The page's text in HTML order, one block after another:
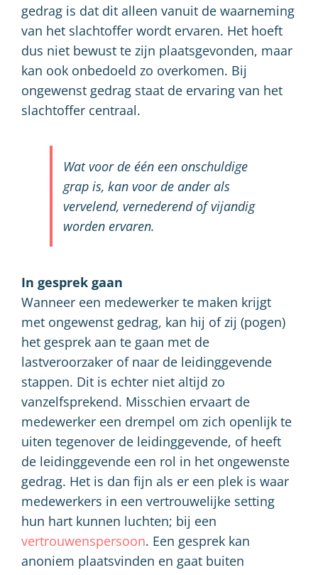
gedrag is dat dit alleen vanuit de waarneming
van het slachtoffer wordt ervaren. Het hoeft
dus niet bewust te zijn plaatsgevonden, maar
kan ook onbedoeld zo overkomen. Bij
ongewenst gedrag staat de ervaring van het
slachtoffer centraal.
Wat voor de één een onschuldige
grap is, kan voor de ander als
vervelend, vernederend of vijandig
worden ervaren.
In gesprek gaan
Wanneer een medewerker te maken krijgt
met ongewenst gedrag, kan hij of zij (pogen)
het gesprek aan te gaan met de
lastveroorzaker of naar de leidinggevende
stappen. Dit is echter niet altijd zo
vanzelfsprekend. Misschien ervaart de
medewerker een drempel om zich openlijk te
uiten tegenover de leidinggevende, of heeft
de leidinggevende een rol in het ongewenste
gedrag. Het is dan fijn als er een plek is waar
medewerkers in een vertrouwelijke setting
hun hart kunnen luchten; bij een
vertrouwenspersoon. Een gesprek kan
anoniem plaatsvinden en gaat buiten